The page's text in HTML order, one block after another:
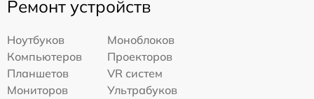
Ремонт устройств
Ноутбуков
Моноблоков
Компьютеров
Проекторов
Планшетов
VR систем
Мониторов
Ультрабуков